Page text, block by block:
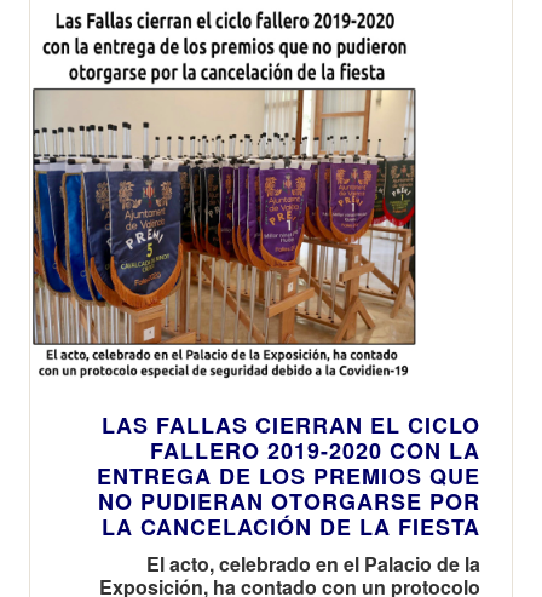
LAS FALLAS CIERRAN EL CICLO
FALLERO 2019-2020 CON LA
ENTREGA DE LOS PREMIOS QUE
NO PUDIERAN OTORGARSE POR
LA CANCELACIÓN DE LA FIESTA
El acto, celebrado en el Palacio de la
Exposición, ha contado con un protocolo